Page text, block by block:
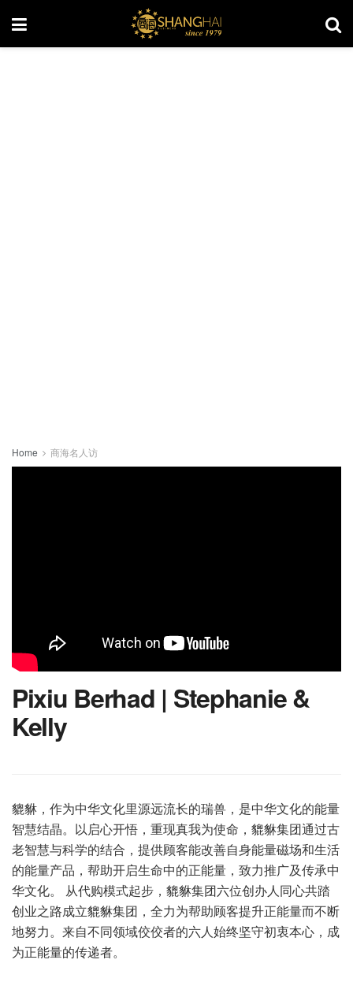
Home 商海名人访
Pixiu Berhad | Stephanie &
Kelly
貔貅，作为中华文化里源远流长的瑞兽，是中华文化的能量
智慧结晶。以启心开悟，重现真我为使命，貔貅集团通过古
老智慧与科学的结合，提供顾客能改善自身能量磁场和生活
的能量产品，帮助开启生命中的正能量，致力推广及传承中
华文化。 从代购模式起步，貔貅集团六位创办人同心共踏
创业之路成立貔貅集团，全力为帮助顾客提升正能量而不断
地努力。来自不同领域佼佼者的六人始终坚守初衷本心，成
为正能量的传递者。